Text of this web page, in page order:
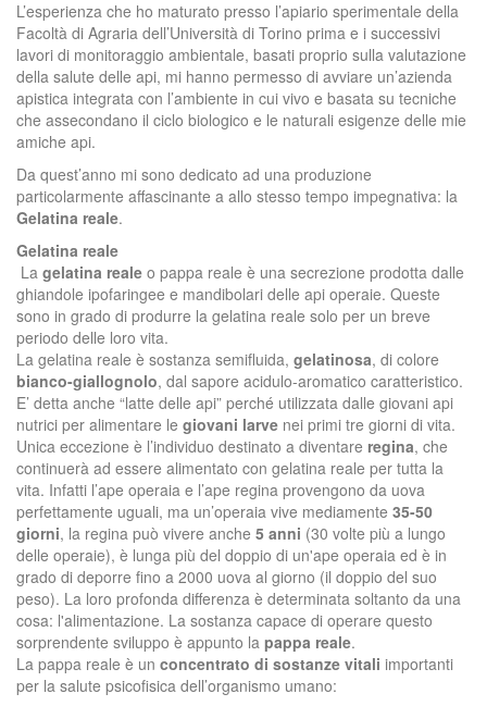
L’esperienza che ho maturato presso l’apiario sperimentale della
Facoltà di Agraria dell’Università di Torino prima e i successivi
lavori di monitoraggio ambientale, basati proprio sulla valutazione
della salute delle api, mi hanno permesso di avviare un’azienda
apistica integrata con l’ambiente in cui vivo e basata su tecniche
che assecondano il ciclo biologico e le naturali esigenze delle mie
amiche api.
Da quest’anno mi sono dedicato ad una produzione
particolarmente affascinante a allo stesso tempo impegnativa: la
Gelatina reale.
Gelatina reale
La gelatina reale o pappa reale è una secrezione prodotta dalle
ghiandole ipofaringee e mandibolari delle api operaie. Queste
sono in grado di produrre la gelatina reale solo per un breve
periodo delle loro vita.
La gelatina reale è sostanza semifluida, gelatinosa, di colore
bianco-giallognolo, dal sapore acidulo-aromatico caratteristico.
E’ detta anche “latte delle api” perché utilizzata dalle giovani api
nutrici per alimentare le giovani larve nei primi tre giorni di vita.
Unica eccezione è l’individuo destinato a diventare regina, che
continuerà ad essere alimentato con gelatina reale per tutta la
vita. Infatti l’ape operaia e l’ape regina provengono da uova
perfettamente uguali, ma un’operaia vive mediamente 35-50
giorni, la regina può vivere anche 5 anni (30 volte più a lungo
delle operaie), è lunga più del doppio di un'ape operaia ed è in
grado di deporre fino a 2000 uova al giorno (il doppio del suo
peso). La loro profonda differenza è determinata soltanto da una
cosa: l'alimentazione. La sostanza capace di operare questo
sorprendente sviluppo è appunto la pappa reale.
La pappa reale è un concentrato di sostanze vitali importanti
per la salute psicofisica dell’organismo umano: